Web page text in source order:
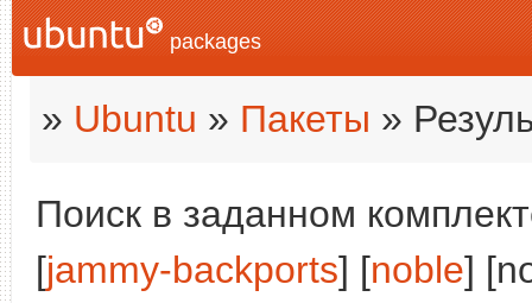
packages
» Ubuntu » Пакеты »
Поиск в заданном
[jammy-backports] [noble]